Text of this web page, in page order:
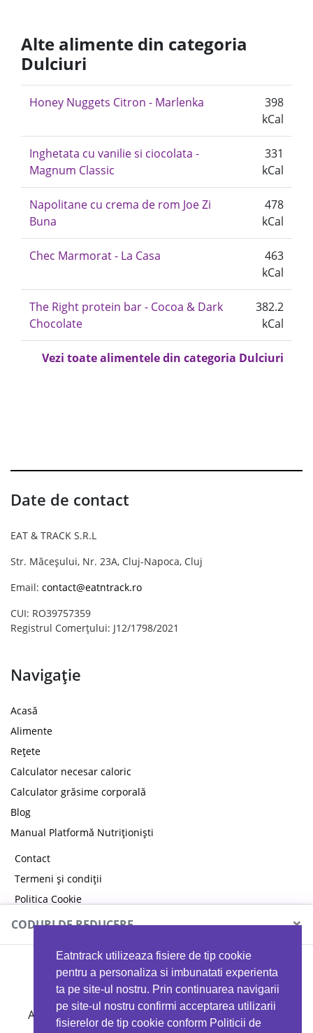
Eatntrack utilizeaza fisiere de tip cookie
pentru a personaliza si imbunatati experienta
ta pe site-ul nostru. Prin continuarea navigarii
pe site-ul nostru confirmi acceptarea utilizarii
fisierelor de tip cookie conform Politicii de
Alte alimente din categoria
Dulciuri
Honey Nuggets Citron - Marlenka
398
kCal
Inghetata cu vanilie si ciocolata -
Magnum Classic
331
kCal
Napolitane cu crema de rom Joe Zi
Buna
478
kCal
Chec Marmorat - La Casa
463
kCal
The Right protein bar - Cocoa & Dark
Chocolate
382.2
kCal
Vezi toate alimentele din categoria Dulciuri
Date de contact
EAT & TRACK S.R.L
Str. Măceșului, Nr. 23A, Cluj-Napoca, Cluj
Email: contact@eatntrack.ro
CUI: RO39757359
Registrul Comerțului: J12/1798/2021
Navigație
Acasă
Alimente
Rețete
Calculator necesar caloric
Calculator grăsime corporală
Blog
Manual Platformă Nutriționiști
Contact
Termeni și condiții
Politica Cookie
Politica de confidențialitate
CODURI DE REDUCERE ×
MYPROTEIN
Ai 40%reducere la orice comandă folosind codul